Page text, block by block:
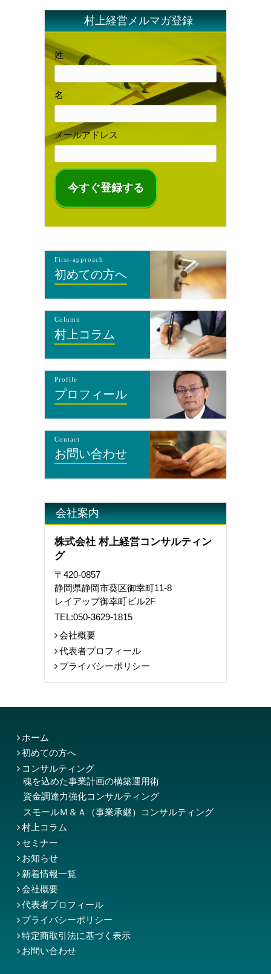
村上経営メルマガ登録
姓
名
メールアドレス
First-approach
初めての方へ
Column
村上コラム
Profile
プロフィール
Contact
お問い合わせ
会社案内
株式会社 村上経営コンサルティン
グ
〒420-0857
静岡県静岡市葵区御幸町11-8
レイアップ御幸町ビル2F
TEL:050-3629-1815
会社概要
代表者プロフィール
プライバシーポリシー
ホーム
初めての方へ
コンサルティング
魂を込めた事業計画の構築運用術
資金調達力強化コンサルティング
スモールＭ＆Ａ（事業承継）コンサルティング
村上コラム
セミナー
お知らせ
新着情報一覧
会社概要
代表者プロフィール
プライバシーポリシー
特定商取引法に基づく表示
お問い合わせ